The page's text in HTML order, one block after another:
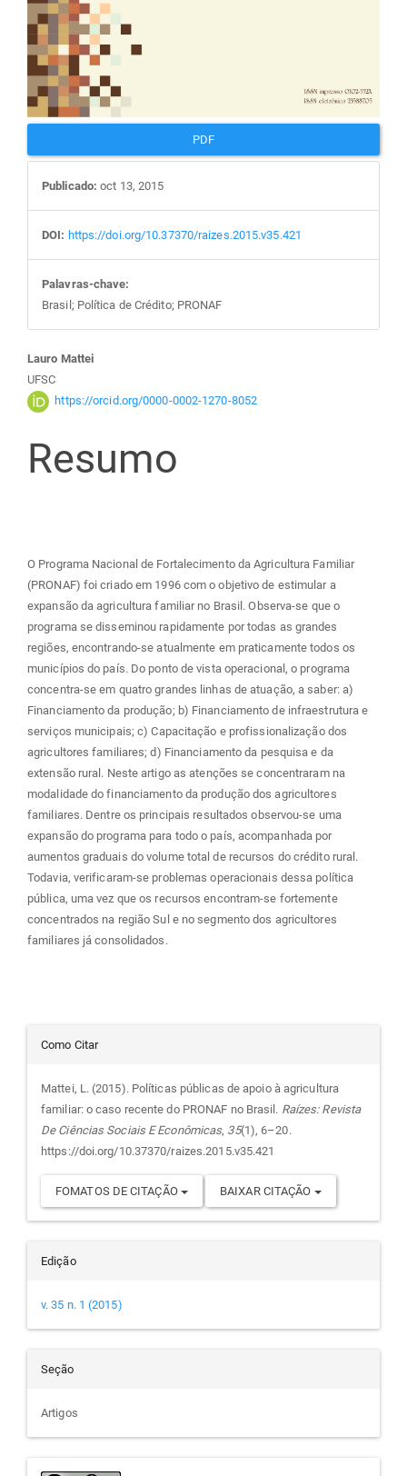
PDF
Publicado: oct 13, 2015
DOI: https://doi.org/10.37370/raizes.2015.v35.421
Palavras-chave:
Brasil; Política de Crédito; PRONAF
Conteúdo
do
artigo
Lauro Mattei
UFSC
https://orcid.org/0000-0002-1270-8052
Resumo
O Programa Nacional de Fortalecimento da Agricultura Familiar
(PRONAF) foi criado em 1996 com o objetivo de estimular a
expansão da agricultura familiar no Brasil. Observa-se que o
programa se disseminou rapidamente por todas as grandes
regiões, encontrando-se atualmente em praticamente todos os
municípios do país. Do ponto de vista operacional, o programa
concentra-se em quatro grandes linhas de atuação, a saber: a)
Financiamento da produção; b) Financiamento de infraestrutura e
serviços municipais; c) Capacitação e profissionalização dos
agricultores familiares; d) Financiamento da pesquisa e da
extensão rural. Neste artigo as atenções se concentraram na
modalidade do financiamento da produção dos agricultores
familiares. Dentre os principais resultados observou-se uma
expansão do programa para todo o país, acompanhada por
aumentos graduais do volume total de recursos do crédito rural.
Todavia, verificaram-se problemas operacionais dessa política
pública, uma vez que os recursos encontram-se fortemente
concentrados na região Sul e no segmento dos agricultores
familiares já consolidados.
Detalhes
do
artigo
Como Citar
Mattei, L. (2015). Políticas públicas de apoio à agricultura
familiar: o caso recente do PRONAF no Brasil. Raízes: Revista
De Ciências Sociais E Econômicas, 35(1), 6–20.
https://doi.org/10.37370/raizes.2015.v35.421
FOMATOS DE CITAÇÃO BAIXAR CITAÇÃO
Edição
v. 35 n. 1 (2015)
Seção
Artigos